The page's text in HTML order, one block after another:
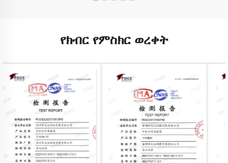
የክብር የምስክር ወረቀት